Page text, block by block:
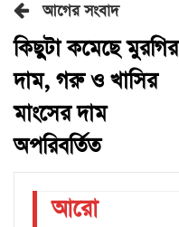
আগের সংবাদ
কিছুটা কমেছে মুরগির
দাম, গরু ও খাসির
মাংসের দাম
অপরিবর্তিত
আরো